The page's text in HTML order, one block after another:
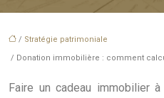
/ Stratégie patrimoniale
/ Donation immobilière : comment
Faire un cadeau immobilier